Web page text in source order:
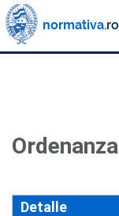
Detalle